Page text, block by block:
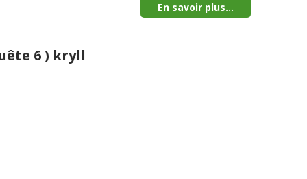
En savoir plus...
6 ) kryll